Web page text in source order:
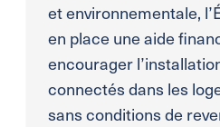
et environnementale,
en place une aide
encourager
connectés dans les
sans conditions de